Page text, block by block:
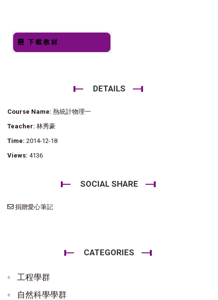
下載教材
DETAILS
Course Name: 熱統計物理一
Teacher: 林秀豪
Time: 2014-12-18
Views: 4136
SOCIAL SHARE
捐贈愛心筆記
CATEGORIES
工程學群
自然科學學群